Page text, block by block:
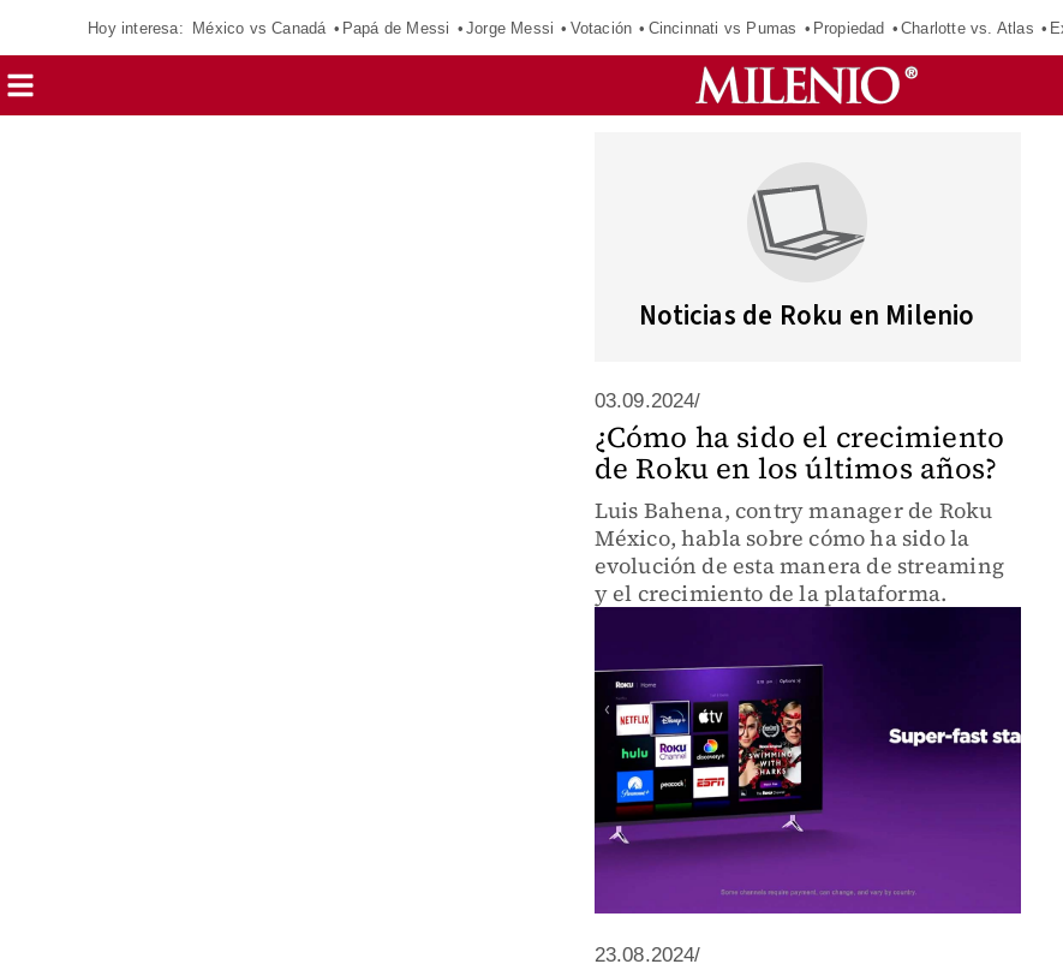
Hoy interesa: México vs Canadá Papá de Messi Jorge Messi Votación Cincinnati vs Pumas Propiedad Charlotte vs. Atlas
Noticias de Roku en Milenio
03.09.2024/
¿Cómo ha sido el crecimiento
de Roku en los últimos años?
Luis Bahena, contry manager de Roku
México, habla sobre cómo ha sido la
evolución de esta manera de streaming
y el crecimiento de la plataforma.
23.08.2024/